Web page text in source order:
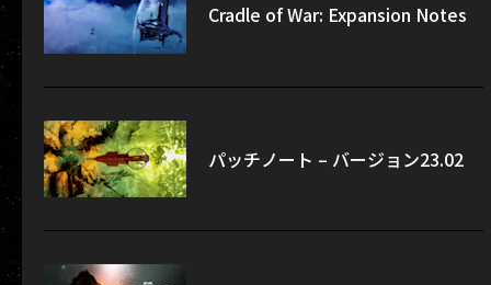
Cradle of War: Expansion Notes
パッチノート – バージョン23.02